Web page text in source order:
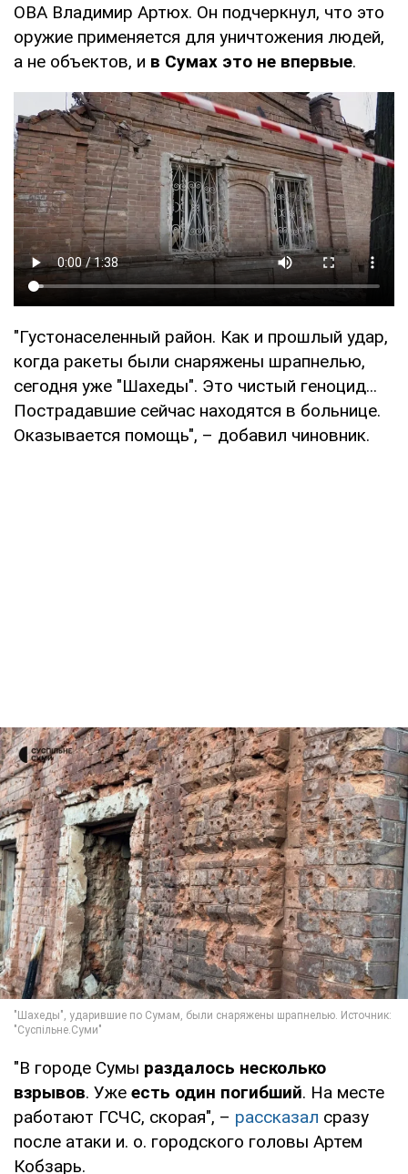
ОВА Владимир Артюх. Он подчеркнул, что это
оружие применяется для уничтожения людей,
а не объектов, и в Сумах это не впервые.
"Густонаселенный район. Как и прошлый удар,
когда ракеты были снаряжены шрапнелью,
сегодня уже "Шахеды". Это чистый геноцид...
Пострадавшие сейчас находятся в больнице.
Оказывается помощь", – добавил чиновник.
"В городе Сумы раздалось несколько
взрывов. Уже есть один погибший. На месте
работают ГСЧС, скорая", – рассказал сразу
после атаки и. о. городского головы Артем
Кобзарь.